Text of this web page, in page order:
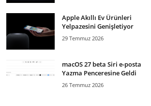
Apple Akıllı Ev Ürünleri
Yelpazesini Genişletiyor
29 Temmuz 2026
macOS 27 beta Siri e-posta
Yazma Penceresine Geldi
26 Temmuz 2026